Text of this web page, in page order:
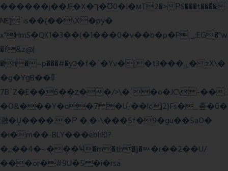
������j��JF�X�ך�Ʊ0�I�мT2�>P̶S���t���ͩ�
NE]`is��(��\X�py�
x"HmS�QK1�3��(�1���0�v��b�p�P؃;EG�"w
�f&z@|
�h�~p���#�yכ�f�`�Yv�[�t3���ۑ� zX\�
�g�YgB��龺
7B`Z�E��6��ȥ��/>\�`�o�JC\ -��
�O&���Y�o�7 �U-��lc|2}Fs�_촢�0�
瀜�Ų����.�Ρ �.�-\���5f�9�gu��5aO�
�i�m��-BLY���ebh!0?
�,;��4�~���Ҹ�m�th�|j�ᇞ�r��2��U/
���or�#9U�5 �i�rsa